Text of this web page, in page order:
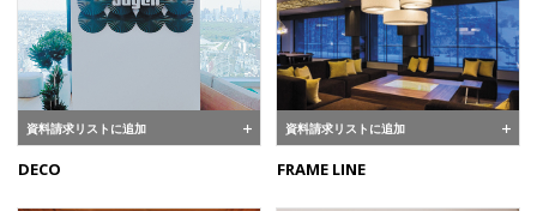
資料請求リストに追加
DECO
資料請求リストに追加
FRAME LINE